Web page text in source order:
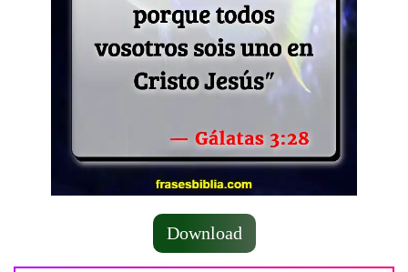
Download